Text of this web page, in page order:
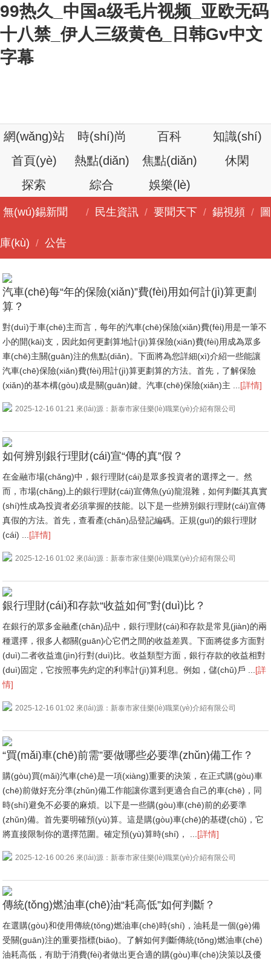
99热久_中国a级毛片视频_亚欧无码
十八禁_伊人三级黄色_日韩Gv中文
字幕
網(wǎng)站
首頁(yè)
時(shí)尚 百科
知識(shí)
熱點(diǎn)
焦點(diǎn)
休閑
探索
綜合 娛樂(lè)
無(wú)錫新聞 / 民生資訊 / 要聞天下 / 錫視頻 / 圖
庫(kù) / 公告
汽車(chē)每“年的保險(xiǎn)”費(fèi)用如何計(jì)算更劃
算？
對(duì)于車(chē)主而言，每年的汽車(chē)保險(xiǎn)費(fèi)用是一筆不
小的開(kāi)支，因此如何更劃算地計(jì)算保險(xiǎn)費(fèi)用成為眾多
車(chē)主關(guān)注的焦點(diǎn)。下面將為您詳細(xì)介紹一些能讓
汽車(chē)保險(xiǎn)費(fèi)用計(jì)算更劃算的方法。首先，了解保險
(xiǎn)的基本構(gòu)成是關(guān)鍵。汽車(chē)保險(xiǎn)主 ... [詳情]
2025-12-16 01:21 來(lái)源：新泰市家佳樂(lè)職業(yè)介紹有限公司
如何辨別銀行理財(cái)宣“傳的真”假？
在金融市場(chǎng)中，銀行理財(cái)是眾多投資者的選擇之一。然
而，市場(chǎng)上的銀行理財(cái)宣傳魚(yú)龍混雜，如何判斷其真實
(shí)性成為投資者必須掌握的技能。以下是一些辨別銀行理財(cái)宣傳
真假的方法。首先，查看產(chǎn)品登記編碼。正規(guī)的銀行理財
(cái) ... [詳情]
2025-12-16 01:02 來(lái)源：新泰市家佳樂(lè)職業(yè)介紹有限公司
銀行理財(cái)和存款“收益如何”對(duì)比？
在銀行的眾多金融產(chǎn)品中，銀行理財(cái)和存款是常見(jiàn)的兩
種選擇，很多人都關(guān)心它們之間的收益差異。下面將從多方面對
(duì)二者收益進(jìn)行對(duì)比。收益類型方面，銀行存款的收益相對
(duì)固定，它按照事先約定的利率計(jì)算利息。例如，儲(chǔ)戶 ... [詳
情]
2025-12-16 01:02 來(lái)源：新泰市家佳樂(lè)職業(yè)介紹有限公司
“買(mǎi)車(chē)前需”要做哪些必要準(zhǔn)備工作？
購(gòu)買(mǎi)汽車(chē)是一項(xiàng)重要的決策，在正式購(gòu)車
(chē)前做好充分準(zhǔn)備工作能讓你選到更適合自己的車(chē)，同
時(shí)避免不必要的麻煩。以下是一些購(gòu)車(chē)前的必要準
(zhǔn)備。首先要明確預(yù)算。這是購(gòu)車(chē)的基礎(chǔ)，它
將直接限制你的選擇范圍。確定預(yù)算時(shí)， ... [詳情]
2025-12-16 00:26 來(lái)源：新泰市家佳樂(lè)職業(yè)介紹有限公司
傳統(tǒng)燃油車(chē)油“耗高低”如何判斷？
在選購(gòu)和使用傳統(tǒng)燃油車(chē)時(shí)，油耗是一個(gè)備
受關(guān)注的重要指標(biāo)。了解如何判斷傳統(tǒng)燃油車(chē)
油耗高低，有助于消費(fèi)者做出更合適的購(gòu)車(chē)決策以及優